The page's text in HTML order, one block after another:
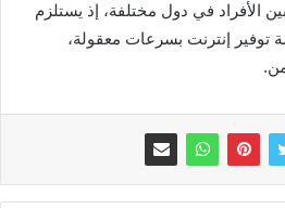
الأفراد في دول مختلفة، إذ يستلزم
توفير إنترنت بسرعات معقولة،